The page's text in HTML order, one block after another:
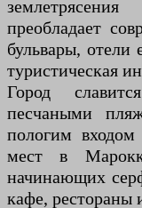
преобладает
бульвары, отели
туристическая
Город
песчаными
пологим
мест в
начинающих
кафе, рестораны